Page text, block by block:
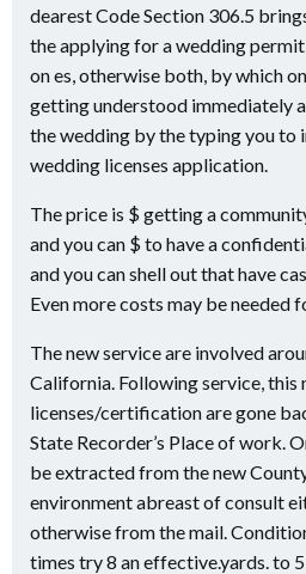
dearest Code Section 306.5
the applying for a wedding
on es, otherwise both, by which
getting understood immediately
the wedding by the typing you
wedding licenses application.
The price is $ getting a
and you can $ to have a
and you can shell out that have
Even more costs may be needed
The new service are involved
California. Following service, this
licenses/certification are gone
State Recorder’s Place of work.
be extracted from the new
environment abreast of consult
otherwise from the mail.
times try 8 an effective.yards. to